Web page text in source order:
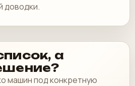
доводки.
а
машин под конкретную